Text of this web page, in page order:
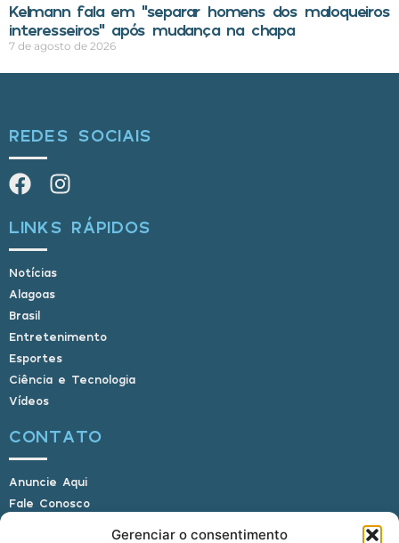
Gerenciar o consentimento
Kelmann fala em “separar homens dos maloqueiros
interesseiros” após mudança na chapa
7 de agosto de 2026
REDES SOCIAIS
LINKS RÁPIDOS
Notícias
Alagoas
Brasil
Entretenimento
Esportes
Ciência e Tecnologia
Vídeos
CONTATO
Anuncie Aqui
Fale Conosco